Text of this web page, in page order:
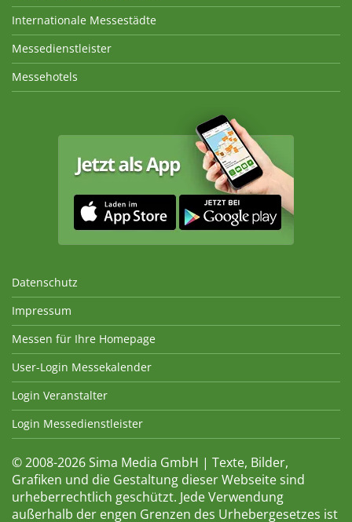
Internationale Messestädte
Messedienstleister
Messehotels
Datenschutz
Impressum
Messen für Ihre Homepage
User-Login Messekalender
Login Veranstalter
Login Messedienstleister
© 2008-2026 Sima Media GmbH | Texte, Bilder,
Grafiken und die Gestaltung dieser Webseite sind
urheberrechtlich geschützt. Jede Verwendung
außerhalb der engen Grenzen des Urhebergesetzes ist